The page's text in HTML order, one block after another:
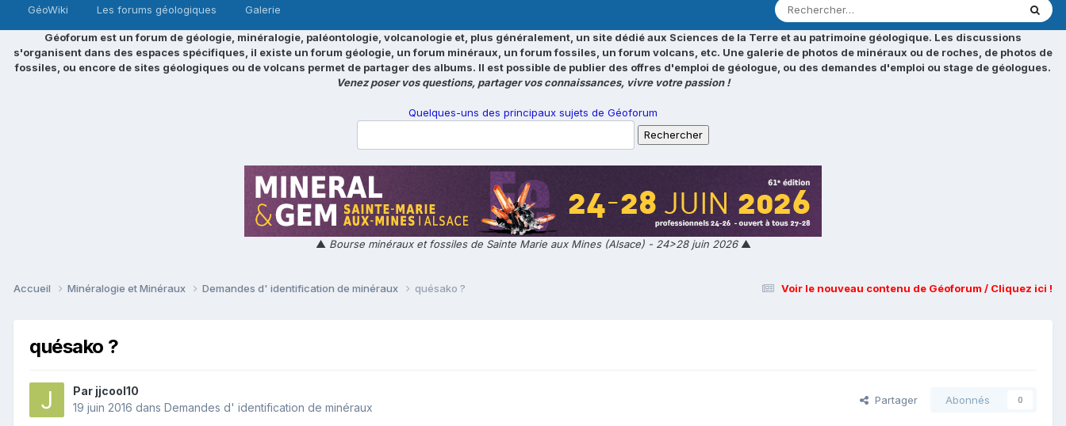
GéoWiki Les forums géologiques Galerie
Géoforum est un forum de géologie, minéralogie, paléontologie, volcanologie et, plus généralement, un site dédié aux Sciences de la Terre et au patrimoine géologique. Les discussions
s'organisent dans des espaces spécifiques, il existe un forum géologie, un forum minéraux, un forum fossiles, un forum volcans, etc. Une galerie de photos de minéraux ou de roches, de photos de
fossiles, ou encore de sites géologiques ou de volcans permet de partager des albums. Il est possible de publier des offres d'emploi de géologue, ou des demandes d'emploi ou stage de géologues.
Venez poser vos questions, partager vos connaissances, vivre votre passion !
Quelques-uns des principaux sujets de Géoforum
▲ Bourse minéraux et fossiles de Sainte Marie aux Mines (Alsace) - 24>28 juin 2026▲
Voir le nouveau contenu de Géoforum / Cliquez ici !
Accueil Minéralogie et Minéraux Demandes d' identification de minéraux quésako ?
quésako ?
Par jjcool10
19 juin 2016 dans Demandes d' identification de minéraux
Partager Abonnés 0